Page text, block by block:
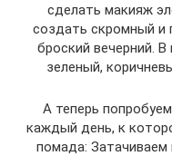
сделать макияж
создать скромный и
броский вечерний.
зеленый,
А теперь
каждый день, к
помада: